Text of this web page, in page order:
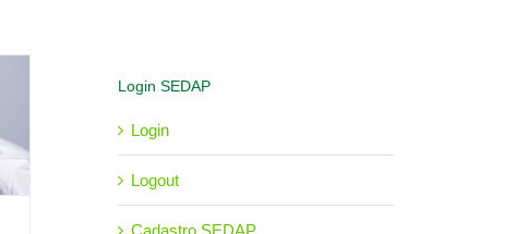
Login SEDAP
Login
Logout